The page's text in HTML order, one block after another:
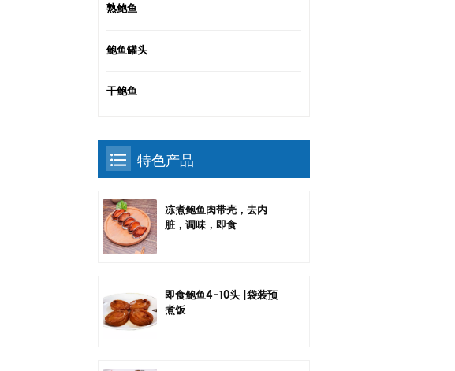
熟鲍鱼
鲍鱼罐头
干鲍鱼
特色产品
冻煮鲍鱼肉带壳，去内
脏，调味，即食
即食鲍鱼4-10头 |袋装预
煮饭